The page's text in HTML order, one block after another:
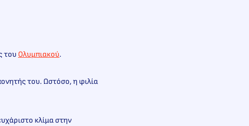
του Ολυμπιακού.
του. Ωστόσο, η φιλία
κλίμα στην